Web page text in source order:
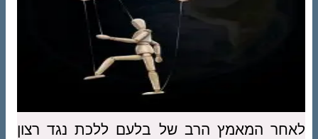
לאחר המאמץ הרב של בלעם ללכת נגד רצון